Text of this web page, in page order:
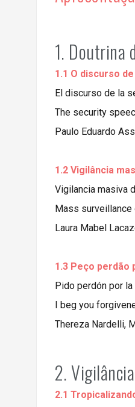
1. Doutrina
1.1 O discurso
El discurso de la
The security
Paulo Eduardo
1.2 Vigilância
Vigilancia masiva
Mass surveillance
Laura Mabel
1.3 Peço
Pido perdón por
I beg you
Thereza Nardelli,
2.
2.1